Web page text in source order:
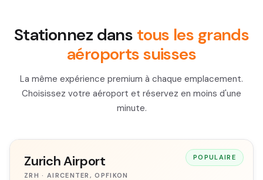
Stationnez dans tous les grands
aéroports suisses
La même expérience premium à chaque emplacement.
Choisissez votre aéroport et réservez en moins d'une
minute.
POPULAIRE
Zurich Airport
ZRH · AIRCENTER, OPFIKON